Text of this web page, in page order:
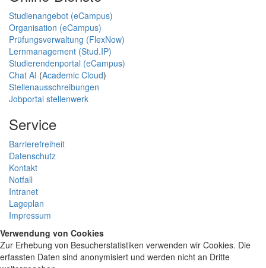
Studienangebot (eCampus)
Organisation (eCampus)
Prüfungsverwaltung (FlexNow)
Lernmanagement (Stud.IP)
Studierendenportal (eCampus)
Chat AI (Academic Cloud)
Stellenausschreibungen
Jobportal stellenwerk
Service
Barrierefreiheit
Datenschutz
Kontakt
Notfall
Intranet
Lageplan
Impressum
Verwendung von Cookies
Zur Erhebung von Besucherstatistiken verwenden wir Cookies. Die
erfassten Daten sind anonymisiert und werden nicht an Dritte